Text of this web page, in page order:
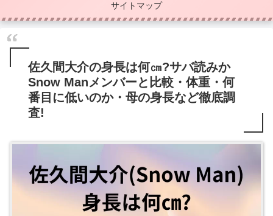
サイトマップ
佐久間大介の身長は何㎝?サバ読みか
Snow Manメンバーと比較・体重・何
番目に低いのか・母の身長など徹底調
査!